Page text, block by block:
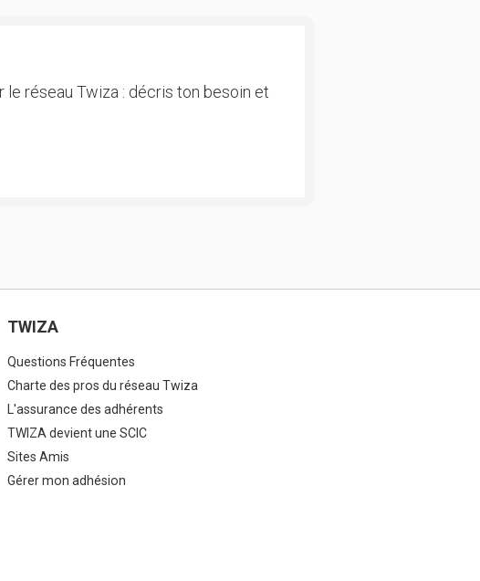
réseau Twiza : décris ton besoin et
TWIZA
Questions Fréquentes
Charte des pros du réseau Twiza
L'assurance des adhérents
TWIZA devient une SCIC
Sites Amis
Gérer mon adhésion